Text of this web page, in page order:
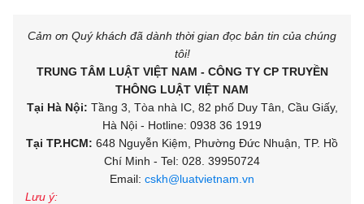
Cảm ơn Quý khách đã dành thời gian đọc bản tin của chúng
tôi!
TRUNG TÂM LUẬT VIỆT NAM - CÔNG TY CP TRUYỀN
THÔNG LUẬT VIỆT NAM
Tại Hà Nội: Tầng 3, Tòa nhà IC, 82 phố Duy Tân, Cầu Giấy,
Hà Nội - Hotline: 0938 36 1919
Tại TP.HCM: 648 Nguyễn Kiệm, Phường Đức Nhuận, TP. Hồ
Chí Minh - Tel: 028. 39950724
Email: cskh@luatvietnam.vn
Lưu ý: